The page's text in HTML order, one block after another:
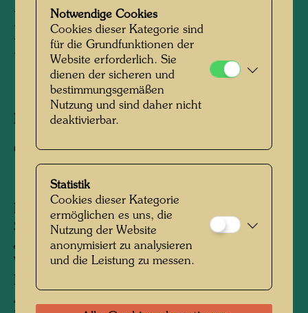
Friedrich Stowasser mit
Freunden
Fotograf:Gerhard Schmied
Copyright:Hundertwasser Archiv
Eigenhändige Beschriftung von Friedrich
Stowasser:
Juli 1994 Wien
Von links nach rechts:
Blau Erika, Willi Schrammel mit seinem Rad,
Alex Binggl, Stowasser Friedrich. Am
Notwendige Cookies
Cookies dieser Kategorie sind
für die Grundfunktionen der
Website erforderlich. Sie
dienen der sicheren und
bestimmungsgemäßen
Nutzung und sind daher nicht
deaktivierbar.
Statistik
Cookies dieser Kategorie
ermöglichen es uns, die
Nutzung der Website
anonymisiert zu analysieren
und die Leistung zu messen.